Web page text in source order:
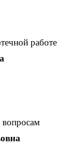
работе
вопросам